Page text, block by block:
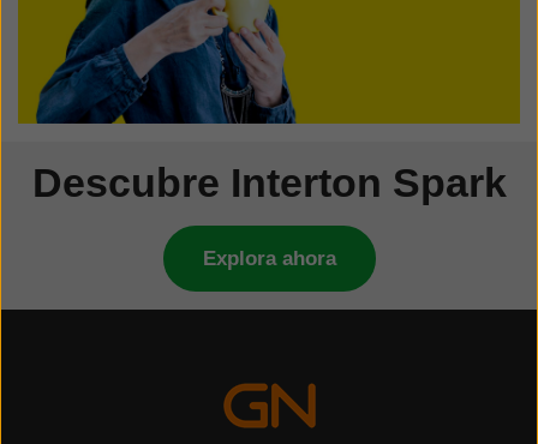
Descubre Interton Spark
Explora ahora